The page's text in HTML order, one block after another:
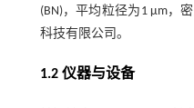
(BN)，平均粒径为1 μm，
科技有限公司。
1.2 仪器与设备